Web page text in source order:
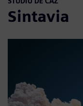
Sintavia